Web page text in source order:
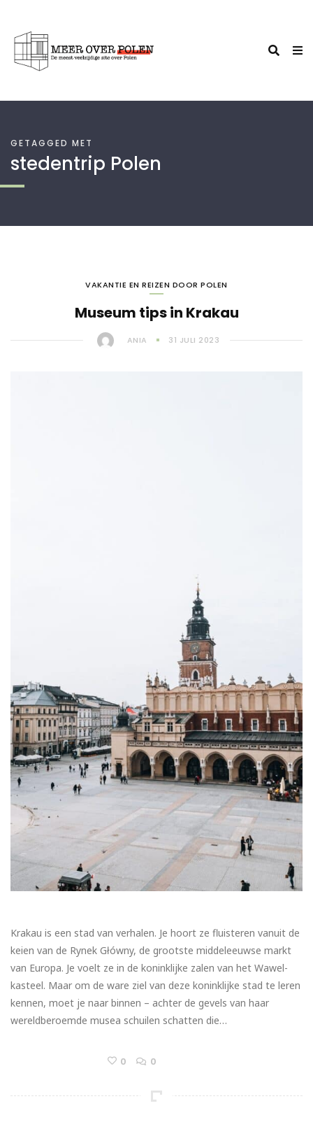
GETAGGED MET
stedentrip Polen
VAKANTIE EN REIZEN DOOR POLEN
Museum tips in Krakau
ANIA 31 JULI 2023
Krakau is een stad van verhalen. Je hoort ze fluisteren vanuit de
keien van de Rynek Główny, de grootste middeleeuwse markt
van Europa. Je voelt ze in de koninklijke zalen van het Wawel-
kasteel. Maar om de ware ziel van deze koninklijke stad te leren
kennen, moet je naar binnen – achter de gevels van haar
wereldberoemde musea schuilen schatten die…
0 0